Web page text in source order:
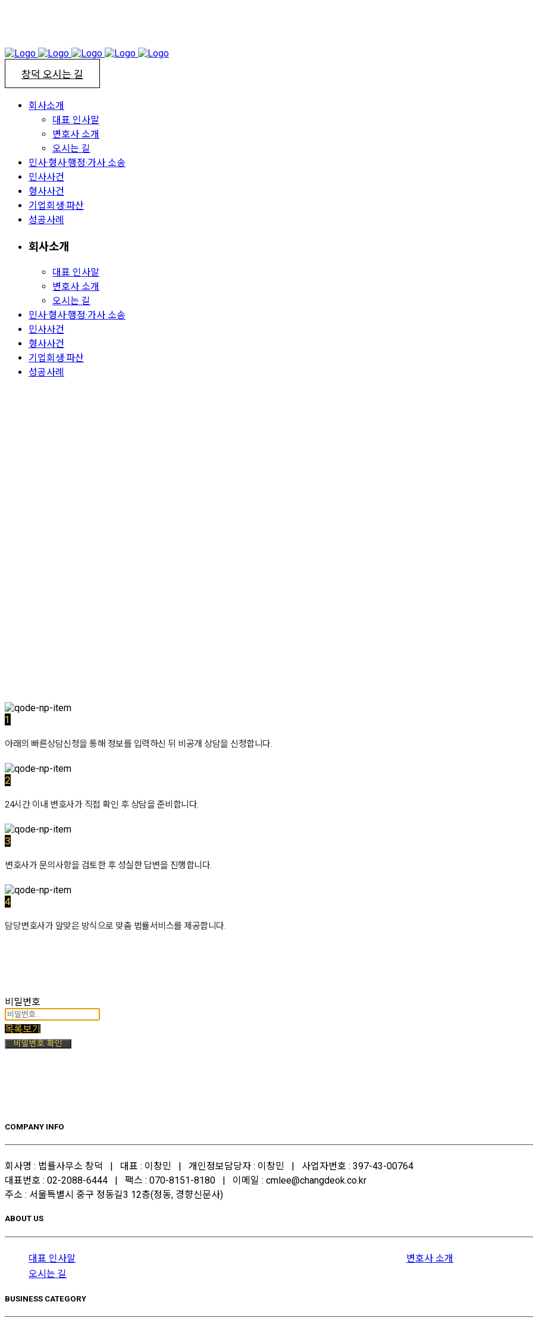
창덕 오시는 길
회사소개
대표 인사말
변호사 소개
오시는 길
민사·형사·행정·가사 소송
민사사건
형사사건
기업회생·파산
성공사례
회사소개
대표 인사말
변호사 소개
오시는 길
민사·형사·행정·가사 소송
민사사건
형사사건
기업회생·파산
성공사례
1
아래의 빠른상담신청을 통해 정보를 입력하신 뒤 비공개 상담을 신청합니다.
2
24시간 이내 변호사가 직접 확인 후 상담을 준비합니다.
3
변호사가 문의사항을 검토한 후 성실한 답변을 진행합니다.
4
담당변호사가 알맞은 방식으로 맞춤 법률서비스를 제공합니다.
비밀번호
목록보기
비밀번호 확인
COMPANY INFO
회사명 : 법률사무소 창덕 | 대표 : 이창민 | 개인정보담당자 : 이창민 | 사업자번호 : 397-43-00764
대표번호 : 02-2088-6444 | 팩스 : 070-8151-8180 | 이메일 : cmlee@changdeok.co.kr
주소 : 서울특별시 중구 정동길3 12층(정동, 경향신문사)
ABOUT US
대표 인사말
변호사 소개
오시는 길
BUSINESS CATEGORY